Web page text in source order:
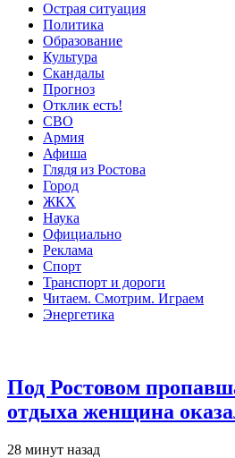
Острая ситуация
Политика
Образование
Культура
Скандалы
Прогноз
Отклик есть!
СВО
Армия
Афиша
Глядя из Ростова
Город
ЖКХ
Наука
Официально
Реклама
Спорт
Транспорт и дороги
Читаем. Смотрим. Играем
Энергетика
Под Ростовом
отдыха женщина
28 минут назад